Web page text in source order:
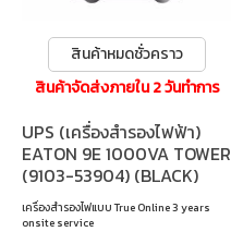
สินค้าหมดชั่วคราว
สินค้าจัดส่งภายใน 2 วันทำการ
UPS (เครื่องสำรองไฟฟ้า)
EATON 9E 1000VA TOWER
(9103-53904) (BLACK)
เครื่องสำรองไฟแบบ True Online 3 years
onsite service